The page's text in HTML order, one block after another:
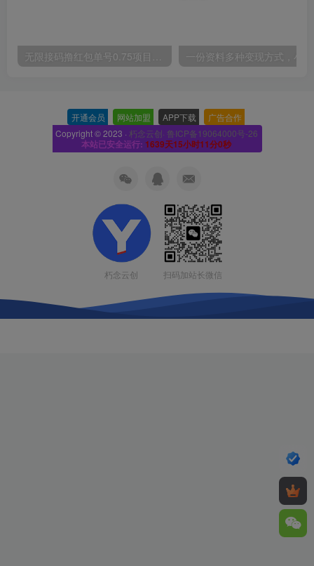
无限接码撸红包单号0.75项目无偿分享给你【揭秘】
开通会员 网站加盟 APP下载 广告合作
Copyright © 2023 · 朽念云创· 鲁ICP备19064000号-26
本站已安全运行: 1639天15小时11分1秒
朽念云创 扫码加站长微信